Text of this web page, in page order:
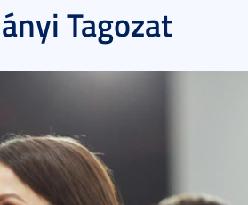
Tagozat